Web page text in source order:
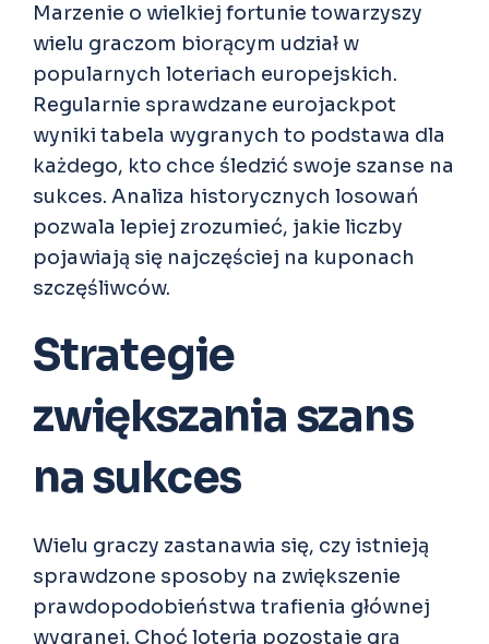
Marzenie o wielkiej fortunie towarzyszy
wielu graczom biorącym udział w
popularnych loteriach europejskich.
Regularnie sprawdzane eurojackpot
wyniki tabela wygranych to podstawa dla
każdego, kto chce śledzić swoje szanse na
sukces. Analiza historycznych losowań
pozwala lepiej zrozumieć, jakie liczby
pojawiają się najczęściej na kuponach
szczęśliwców.
Strategie
zwiększania szans
na sukces
Wielu graczy zastanawia się, czy istnieją
sprawdzone sposoby na zwiększenie
prawdopodobieństwa trafienia głównej
wygranej. Choć loteria pozostaje grą